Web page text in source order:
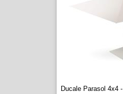
Ducale Parasol 4x4 -